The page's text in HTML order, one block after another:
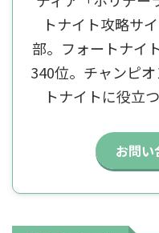
トナイト攻略サ
部。フォートナイ
340位。チャンピ
トナイトに役立
お問い